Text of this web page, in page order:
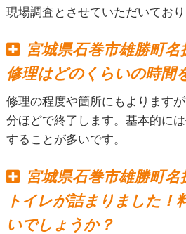
現場調査とさせていただいており
宮城県石巻市雄勝町名
修理はどのくらいの時間
修理の程度や箇所にもよります
分ほどで終了します。基本的に
することが多いです。
宮城県石巻市雄勝町名
トイレが詰まりました！
いでしょうか？